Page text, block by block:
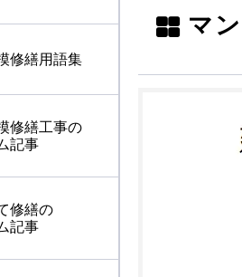
マ
修繕用語集
修繕工事の
記事
修繕の
記事